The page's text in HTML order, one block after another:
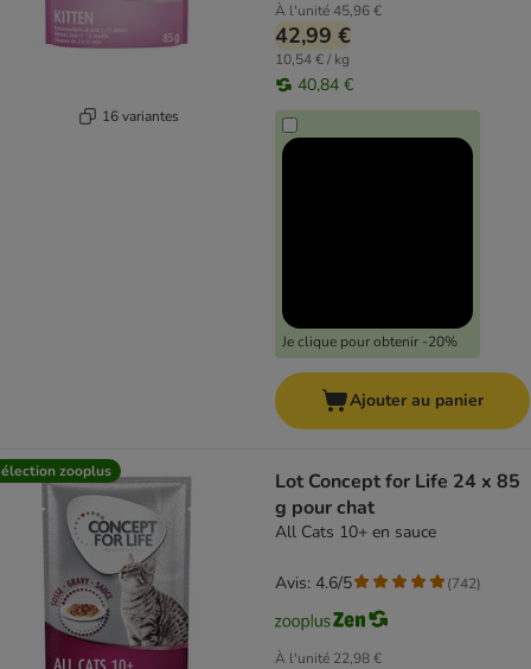
16 variantes
À l'unité45,96 €
42,99 €
10,54 € / kg
40,84 €
Je clique pour obtenir -20%
Ajouter au panier
zooplus
Lot Concept for Life 24 x 85
g pour chat
All Cats 10+ en sauce
À l'unité 22,98 €
Avis: 4.6/5 (742)